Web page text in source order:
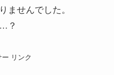
ませんでした。
？
ー リンク